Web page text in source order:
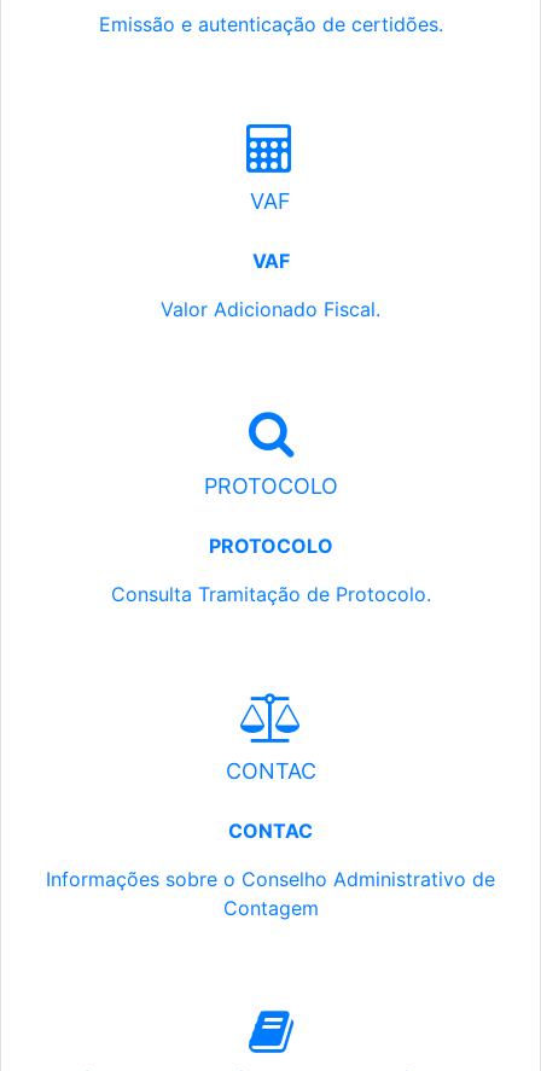
Emissão e autenticação de certidões.
VAF
VAF
Valor Adicionado Fiscal.
PROTOCOLO
PROTOCOLO
Consulta Tramitação de Protocolo.
CONTAC
CONTAC
Informações sobre o Conselho Administrativo de
Contagem